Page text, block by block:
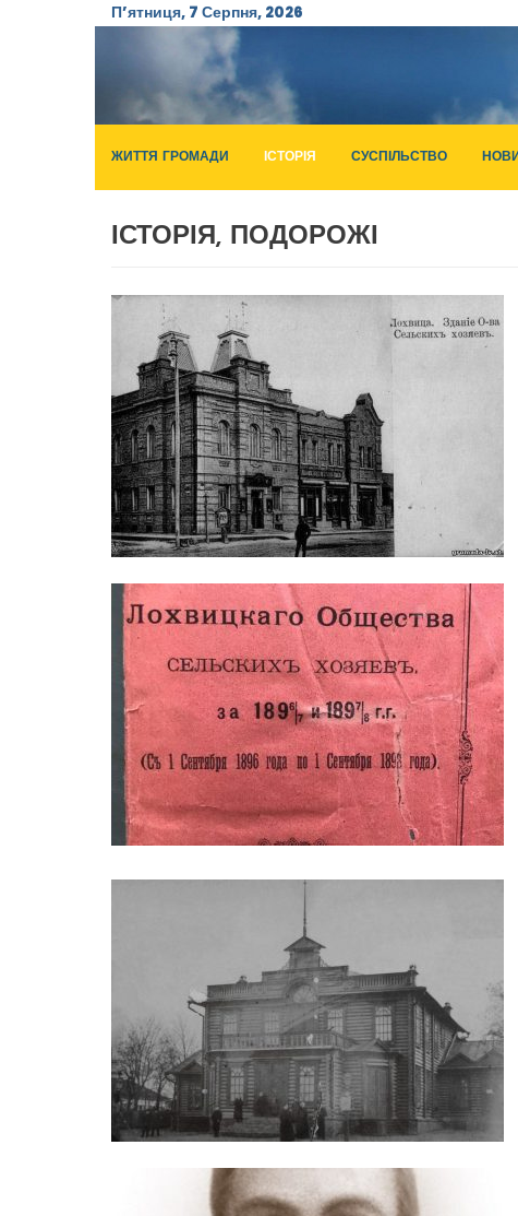
П’ятниця, 7 Серпня, 2026
ЖИТТЯ ГРОМАДИ ІСТОРІЯ СУСПІЛЬСТВО
ІСТОРІЯ, ПОДОРОЖІ